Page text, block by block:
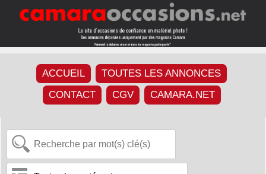
ACCUEIL
TOUTES LES ANNONCES
CONTACT
CGV CAMARA.NET